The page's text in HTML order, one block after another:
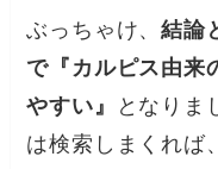
ぶっちゃけ、結論
で『カルピス由来
やすい』
となりま
は検索しまくれば